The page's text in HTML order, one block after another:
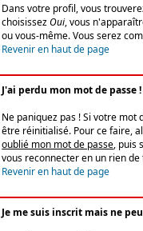
Dans votre profil, vous
choisissezOui, vous
ou vous-même. Vous serez
Revenir en haut de page
J'ai perdu mon mot de passe !
Ne paniquez pas ! Si votre
être réinitialisé. Pour ce faire,
oublié mon mot de passe, puis
vous reconnecter en un rien de
Revenir en haut de page
Je me suis inscrit mais ne